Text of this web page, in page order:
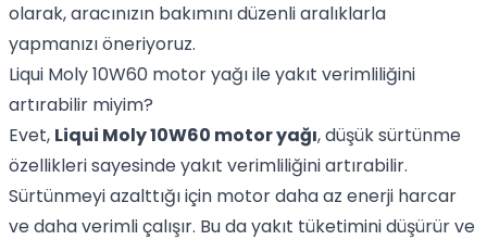
olarak, aracınızın bakımını düzenli aralıklarla
yapmanızı öneriyoruz.
Liqui Moly 10W60 motor yağı ile yakıt verimliliğini
artırabilir miyim?
Evet, Liqui Moly 10W60 motor yağı, düşük sürtünme
özellikleri sayesinde yakıt verimliliğini artırabilir.
Sürtünmeyi azalttığı için motor daha az enerji harcar
ve daha verimli çalışır. Bu da yakıt tüketimini düşürür ve